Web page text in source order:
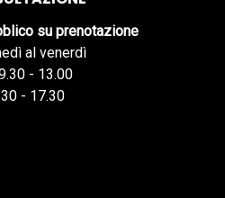
su prenotazione
al venerdì
- 13.00
- 17.30